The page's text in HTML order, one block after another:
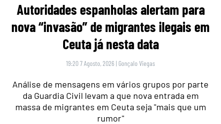
Autoridades espanholas alertam para
nova “invasão” de migrantes ilegais em
Ceuta já nesta data
19:20 7 Agosto, 2026 | Gonçalo Viegas
Análise de mensagens em vários grupos por parte
da Guardia Civil levam a que nova entrada em
massa de migrantes em Ceuta seja "mais que um
rumor"